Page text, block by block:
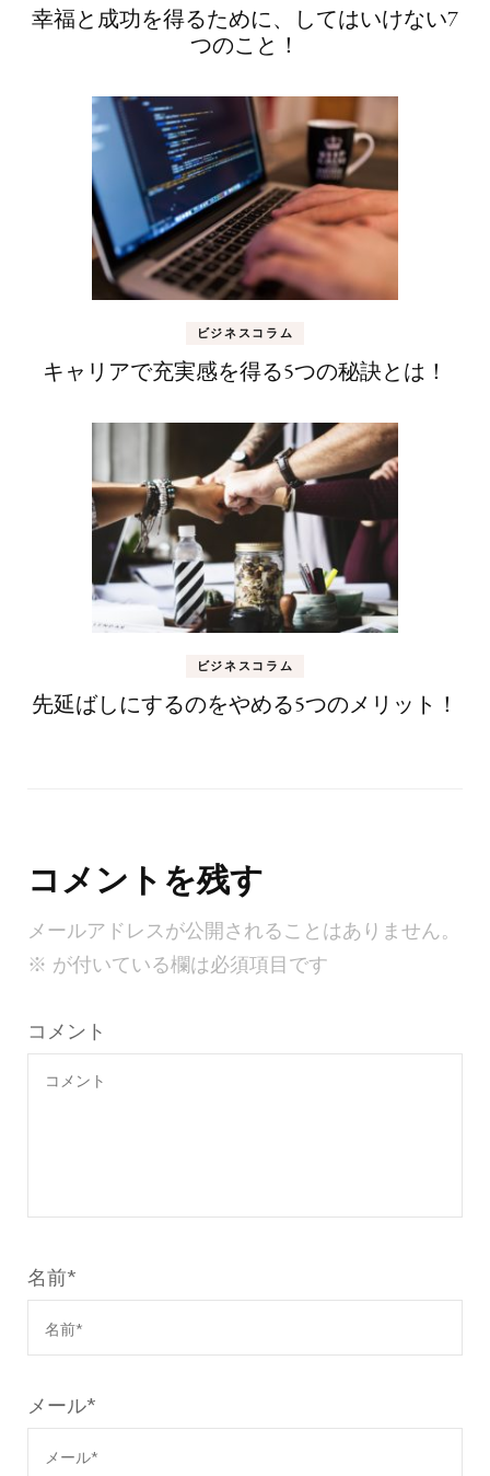
幸福と成功を得るために、してはいけない7
つのこと！
ビジネスコラム
キャリアで充実感を得る5つの秘訣とは！
ビジネスコラム
先延ばしにするのをやめる5つのメリット！
コメントを残す
メールアドレスが公開されることはありません。
※ が付いている欄は必須項目です
コメント
名前*
メール*